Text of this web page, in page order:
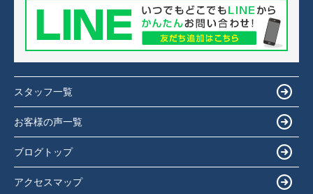
スタッフ一覧
お客様の声一覧
ブログトップ
アクセスマップ